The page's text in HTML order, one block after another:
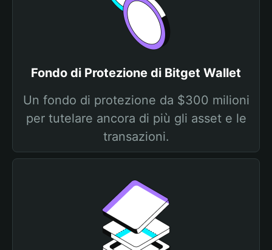
Fondo di Protezione di Bitget Wallet
Un fondo di protezione da $300 milioni
per tutelare ancora di più gli asset e le
transazioni.